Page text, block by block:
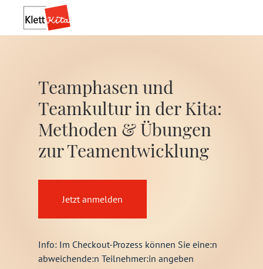
Teamphasen und
Teamkultur in der Kita:
Methoden & Übungen
zur Teamentwicklung
Jetzt anmelden
Info: Im Checkout-Prozess können Sie eine:n
abweichende:n Teilnehmer:in angeben